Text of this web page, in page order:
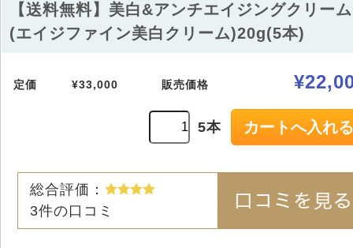
【送料無料】美白&アンチエイジングクリーム
(エイジファイン美白クリーム)20g(5本)
定価 ¥33,000 販売価格
5本
総合評価：
3件の口コミ